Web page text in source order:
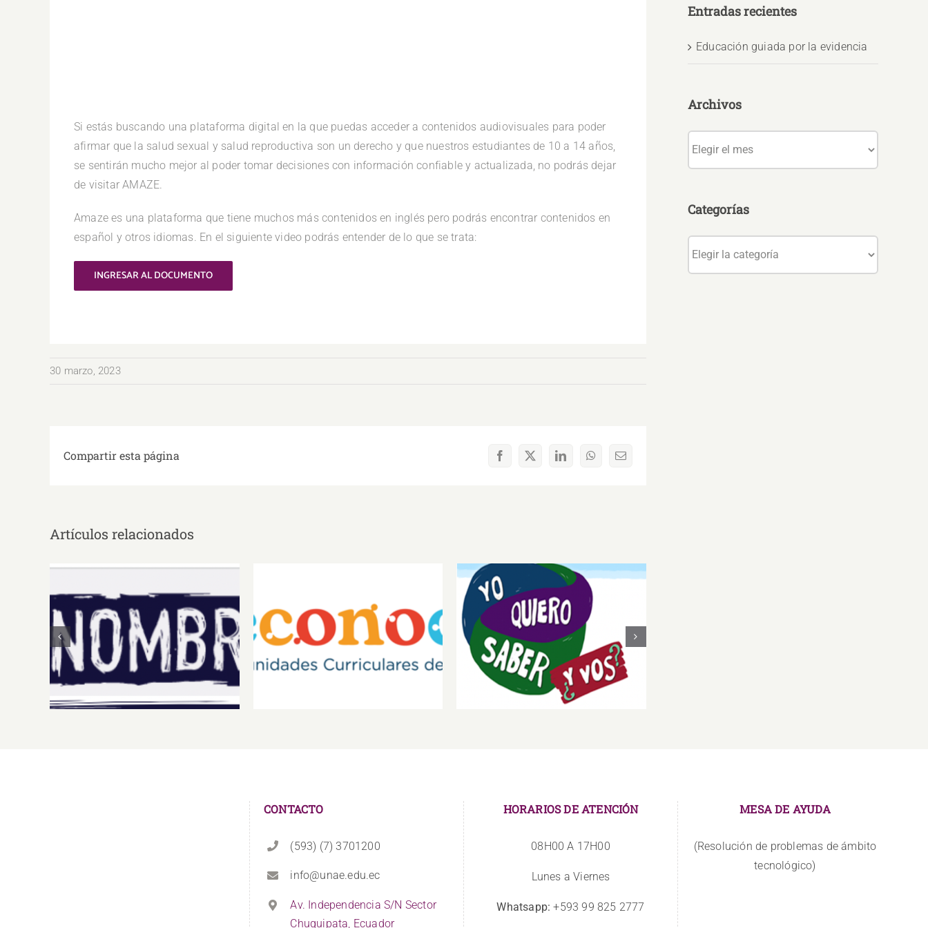
Si estás buscando una plataforma digital en la que puedas acceder a contenidos audiovisuales para poder
afirmar que la salud sexual y salud reproductiva son un derecho y que nuestros estudiantes de 10 a 14 años,
se sentirán mucho mejor al poder tomar decisiones con información confiable y actualizada, no podrás dejar
de visitar AMAZE.
Amaze es una plataforma que tiene muchos más contenidos en inglés pero podrás encontrar contenidos en
español y otros idiomas. En el siguiente video podrás entender de lo que se trata:
INGRESAR AL DOCUMENTO
30 marzo, 2023
Compartir esta página Facebook
X LinkedInWhatsAppCorreo
Artículos relacionados
¡Hablemos de lo que se ha
vuelto innombrable!
Yo quiero saber ¿y vos?
Entradas recientes
Educación guiada por la evidencia
Archivos
Categorías
CONTACTO
(593) (7) 3701200
info@unae.edu.ec
Av. Independencia S/N Sector
Chuquipata, Ecuador
HORARIOS DE ATENCIÓN
08H00 A 17H00
Lunes a Viernes
Whatsapp: +593 99 825 2777
MESA DE AYUDA
(Resolución de problemas de ámbito
tecnológico)